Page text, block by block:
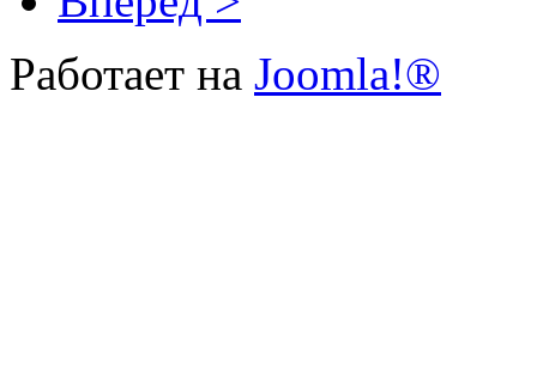
Работает на Joomla!®